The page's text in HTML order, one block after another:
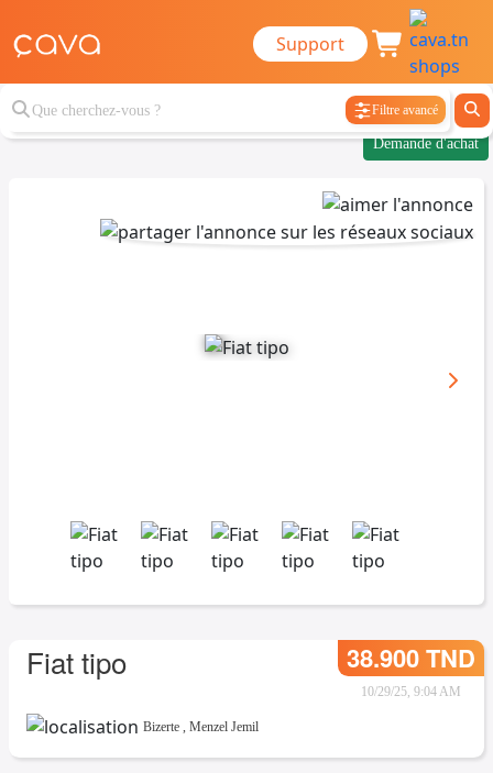
Support
Filtre avancé
Demande d'achat
Fiat tipo 38.900 TND
10/29/25, 9:04 AM
Bizerte , Menzel Jemil